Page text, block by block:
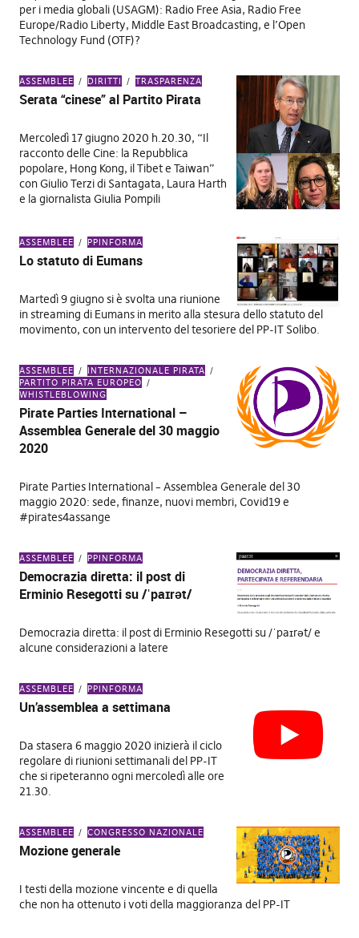
per i media globali (USAGM): Radio Free Asia, Radio Free
Europe/Radio Liberty, Middle East Broadcasting, e l’Open
Technology Fund (OTF)?
ASSEMBLEE DIRITTI TRASPARENZA
Serata “cinese” al Partito Pirata
Mercoledì 17 giugno 2020 h.20.30, “Il
racconto delle Cine: la Repubblica
popolare, Hong Kong, il Tibet e Taiwan”
con Giulio Terzi di Santagata, Laura Harth
e la giornalista Giulia Pompili
ASSEMBLEE PPINFORMA
Lo statuto di Eumans
Martedì 9 giugno si è svolta una riunione
in streaming di Eumans in merito alla stesura dello statuto del
movimento, con un intervento del tesoriere del PP-IT Solibo.
ASSEMBLEE
INTERNAZIONALE PIRATA
PARTITO PIRATA EUROPEO
WHISTLEBLOWING
Pirate Parties International –
Assemblea Generale del 30 maggio
2020
Pirate Parties International – Assemblea Generale del 30
maggio 2020: sede, finanze, nuovi membri, Covid19 e
#pirates4assange
ASSEMBLEE PPINFORMA
Democrazia diretta: il post di
Erminio Resegotti su /ˈpaɪrət/
Democrazia diretta: il post di Erminio Resegotti su /ˈpaɪrət/ e
alcune considerazioni a latere
ASSEMBLEE PPINFORMA
Un’assemblea a settimana
Da stasera 6 maggio 2020 inizierà il ciclo
regolare di riunioni settimanali del PP-IT
che si ripeteranno ogni mercoledì alle ore
21.30.
ASSEMBLEE CONGRESSO NAZIONALE
Mozione generale
I testi della mozione vincente e di quella
che non ha ottenuto i voti della maggioranza del PP-IT